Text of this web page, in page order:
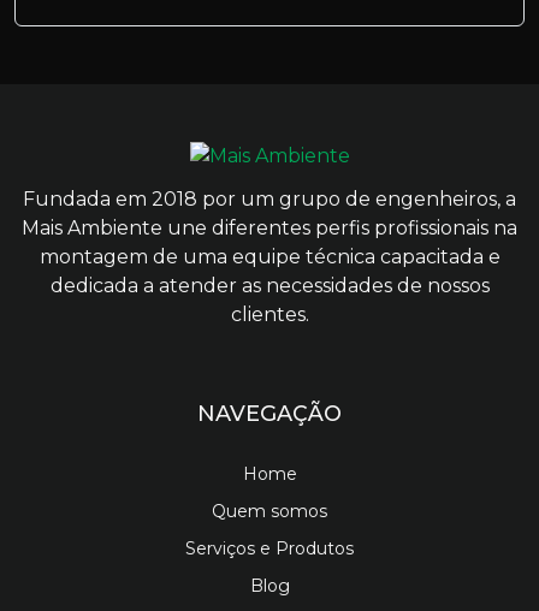
Fundada em 2018 por um grupo de engenheiros, a
Mais Ambiente une diferentes perfis profissionais na
montagem de uma equipe técnica capacitada e
dedicada a atender as necessidades de nossos
clientes.
NAVEGAÇÃO
Home
Quem somos
Serviços e Produtos
Blog